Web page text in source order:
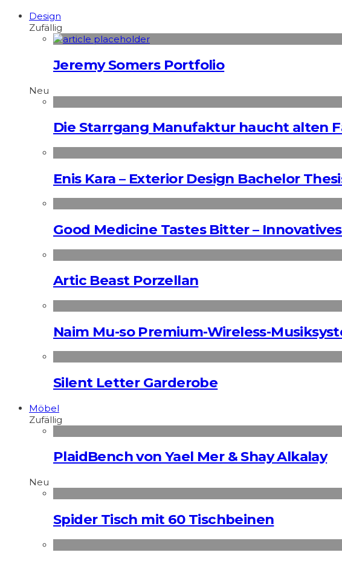
Design
Zufällig
Jeremy Somers Portfolio
Neu
Die Starrgang Manufaktur haucht alten
Enis Kara – Exterior Design Bachelor
Good Medicine Tastes Bitter –
Artic Beast Porzellan
Naim Mu-so Premium-Wireless-
Silent Letter Garderobe
Möbel
Zufällig
PlaidBench von Yael Mer & Shay Alkalay
Neu
Spider Tisch mit 60 Tischbeinen